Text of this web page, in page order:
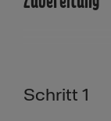
Schritt 1